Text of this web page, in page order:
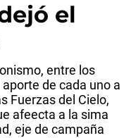
el
entre los
de cada uno a
Fuerzas del Cielo,
afeecta a la sima
eje de campaña